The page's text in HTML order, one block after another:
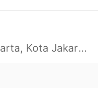
Daerah Khusus Ibukota Jakarta, Kota Jakarta Barat, Cengkareng, yy